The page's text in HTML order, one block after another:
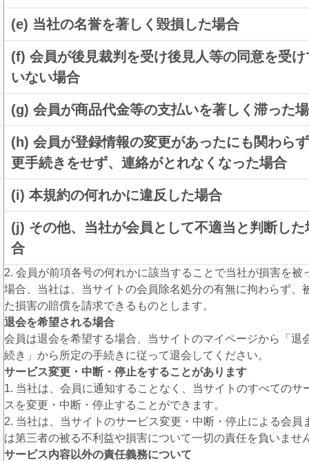
(e) 当社の名誉を著しく毀損した場合
(f) 会員が後見裁判を受け後見人等の同意を受け
いない場合
(g) 会員が商品代金等の支払いを著しく滞った
(h) 会員が登録情報の変更があったにも関わら
更手続きをせず、連絡がとれなくなった場合
(i) 本規約の何れかに違反した場合
(j) その他、当社が会員として不適当と判断した
合
2. 会員が前項各号の何れかに該当することで当社が損害を被
場合、当社は、当サイトの会員除名処分の有無に拘わらず、
た損害の賠償を請求できるものとします。
退会を希望される場合
会員は退会を希望する場合、当サイトのマイページから「退
続き」から所定の手続きに従って退会してください。
サービス変更・中断・停止をすることがあります
1. 当社は、会員に通知することなく、当サイトのすべてのサ
スを変更・中断・停止することができます。
2. 当社は、当サイトのサービス変更・中断・停止による会員
は第三者の被る不利益や損害について一切の責任を負いませ
サービス内容以外の責任義務について